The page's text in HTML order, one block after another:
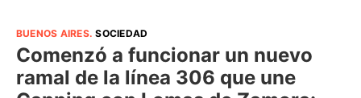
BUENOS AIRES.SOCIEDAD
Comenzó a funcionar un nuevo
ramal de la línea 306 que une